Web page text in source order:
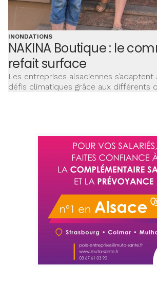
INONDATIONS
NAKINA Boutique : le
refait surface
Les entreprises alsaciennes s’adaptent
défis climatiques grâce aux différents